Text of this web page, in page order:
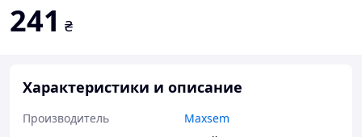
241 ₴
Характеристики и описание
Производитель
Maxsem